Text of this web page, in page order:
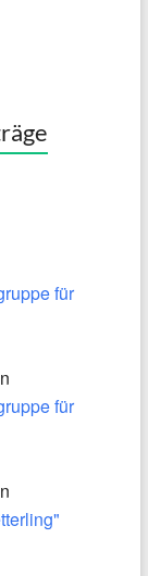
für
für